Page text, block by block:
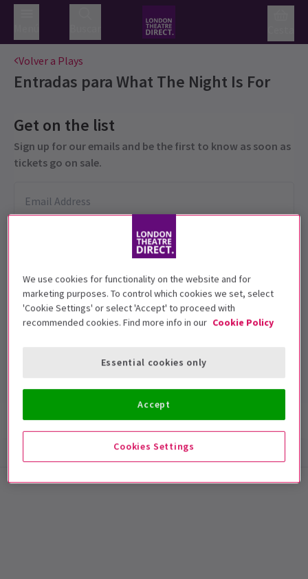
Volver a Plays
Entradas paraWhat The Night Is For
Get on the list
Sign up for our emails and be the first to know as soon as
tickets go on sale.
Harold Pinter Theatre
Información del espectáculo Accesibilidad
We use cookies for functionality on the website and for
marketing purposes. To control which cookies we set, select
'Cookie Settings' or select 'Accept' to proceed with
recommended cookies. Find more info in our Cookie Policy
Cookies Settings
Essential cookies only
Accept